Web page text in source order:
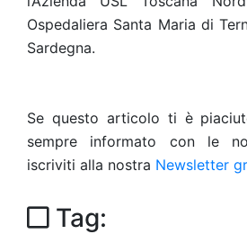
Ospedaliera Santa Maria di
Sardegna.
Se questo articolo ti è
sempre informato con le
iscriviti alla nostra Newsletter
Tag: